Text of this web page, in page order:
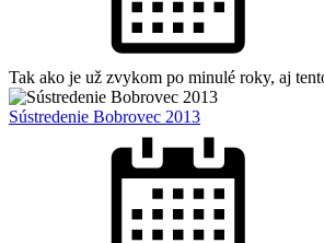
Tak ako je už zvykom po minulé roky, aj
Sústredenie Bobrovec 2013